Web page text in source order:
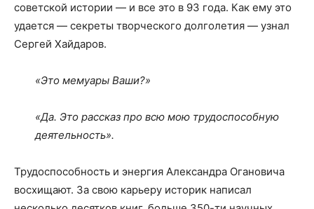
советской истории — и все это в 93 года. Как ему это
удается — секреты творческого долголетия — узнал
Сергей Хайдаров.
«Это мемуары Ваши?»
«Да. Это рассказ про всю мою трудоспособную
деятельность».
Трудоспособность и энергия Александра Огановича
восхищают. За свою карьеру историк написал